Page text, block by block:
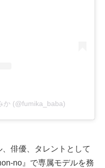
か (@fumika_baba)
俳優、タレントとして
no』で専属モデルを務